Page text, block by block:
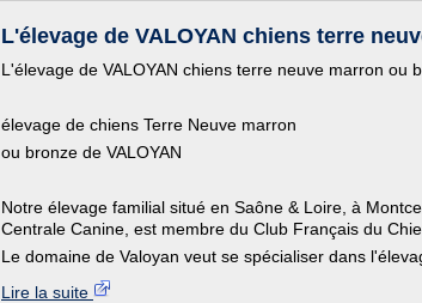
L'élevage de VALOYAN chiens terre
L'élevage de VALOYAN chiens terre neuve marron ou
élevage de chiens Terre Neuve marron
ou bronze de VALOYAN
Notre élevage familial situé en Saône & Loire, à
Centrale Canine, est membre du Club Français du
Le domaine de Valoyan veut se spécialiser dans
Lire la suite